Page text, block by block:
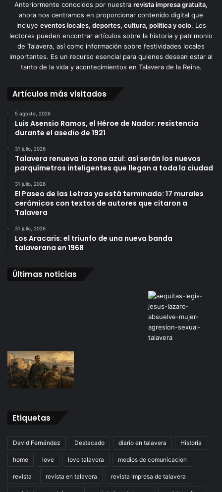
Anteriormente conocidos por nuestra revista impresa gratuita,
ahora nos centramos en proporcionar contenido digital que
incluye eventos locales, deportes, cultura, política y ocio. Los
lectores pueden encontrar artículos sobre la historia y patrimonio
de Talavera, así como información sobre festividades locales
importantes. Es un recurso esencial para quienes desean estar al
tanto de la vida y acontecimientos en Talavera de la Reina.
Artículos más visitados
5 agosto, 2026
Luis Asensio Ramos, el Héroe de Nador: resistencia
durante el asedio de 1921
31 julio, 2026
Talavera renueva la zona azul: así serán los nuevos
parquímetros inteligentes que llegan a toda la ciudad
31 julio, 2026
El Paseo de las Letras ya está terminado: 17 murales
cerámicos con textos de autores que citaron a
Talavera
31 julio, 2026
Los Aracaris: el triunfo de una nueva banda
talaverana en 1968
Últimas noticias
Etiquetas
David Fernández Destacado diario en talavera Historia
home love love talavera medios de comunicacion
revista revista en talavera revista impresa de talavera